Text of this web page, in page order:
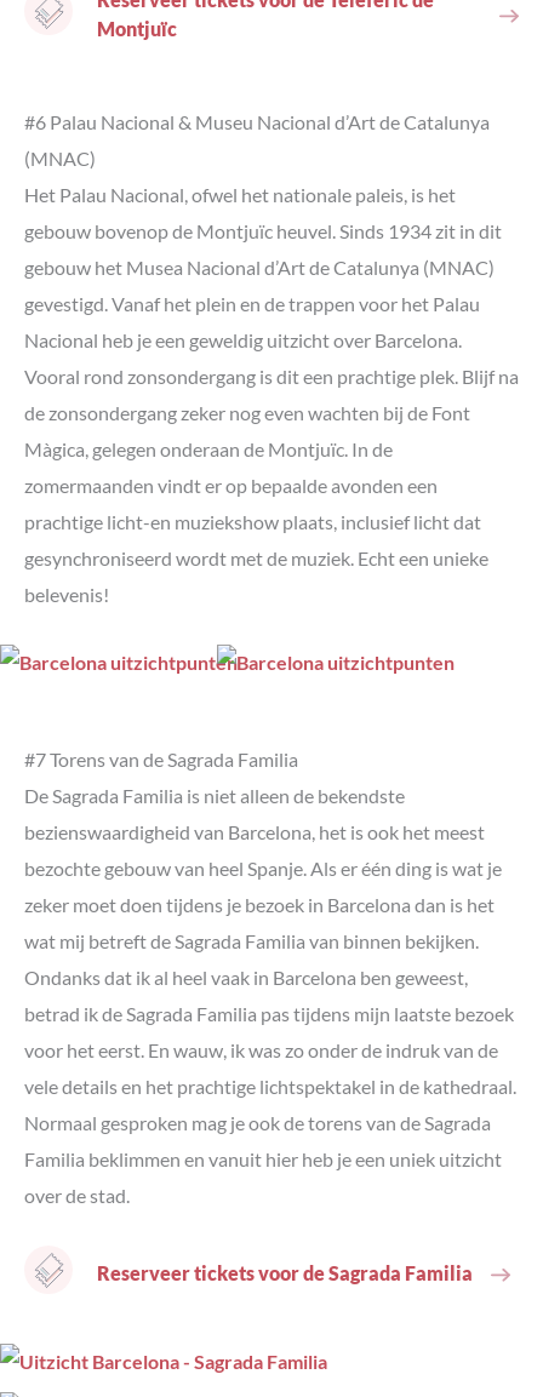
Montjuïc
#6 Palau Nacional & Museu Nacional d’Art de Catalunya
(MNAC)
Het Palau Nacional, ofwel het nationale paleis, is het
gebouw bovenop de Montjuïc heuvel. Sinds 1934 zit in dit
gebouw het Musea Nacional d’Art de Catalunya (MNAC)
gevestigd. Vanaf het plein en de trappen voor het Palau
Nacional heb je een geweldig uitzicht over Barcelona.
Vooral rond zonsondergang is dit een prachtige plek. Blijf na
de zonsondergang zeker nog even wachten bij de Font
Màgica, gelegen onderaan de Montjuïc. In de
zomermaanden vindt er op bepaalde avonden een
prachtige licht-en muziekshow plaats, inclusief licht dat
gesynchroniseerd wordt met de muziek. Echt een unieke
belevenis!
#7 Torens van de Sagrada Familia
De Sagrada Familia is niet alleen de bekendste
bezienswaardigheid van Barcelona, het is ook het meest
bezochte gebouw van heel Spanje. Als er één ding is wat je
zeker moet doen tijdens je bezoek in Barcelona dan is het
wat mij betreft de Sagrada Familia van binnen bekijken.
Ondanks dat ik al heel vaak in Barcelona ben geweest,
betrad ik de Sagrada Familia pas tijdens mijn laatste bezoek
voor het eerst. En wauw, ik was zo onder de indruk van de
vele details en het prachtige lichtspektakel in de kathedraal.
Normaal gesproken mag je ook de torens van de Sagrada
Familia beklimmen en vanuit hier heb je een uniek uitzicht
over de stad.
Reserveer tickets voor de Sagrada Familia